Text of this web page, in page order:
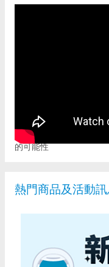
富邦證券全新APP「富
的可能性
熱門商品及活動訊